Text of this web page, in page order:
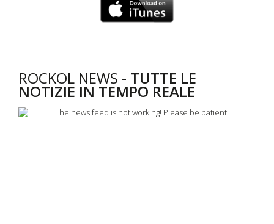
ROCKOL NEWS - TUTTE LE
NOTIZIE IN TEMPO REALE